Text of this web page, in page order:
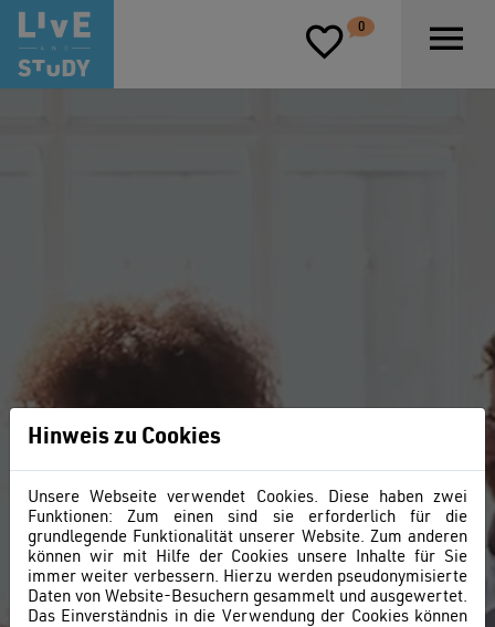
P 0 D
STUDENTENWOHNUNGEN,
Hinweis zu Cookies
Unsere Webseite verwendet Cookies. Diese haben zwei
Funktionen: Zum einen sind sie erforderlich für die
grundlegende Funktionalität unserer Website. Zum anderen
können wir mit Hilfe der Cookies unsere Inhalte für Sie
immer weiter verbessern. Hierzu werden pseudonymisierte
Daten von Website-Besuchern gesammelt und ausgewertet.
Das Einverständnis in die Verwendung der Cookies können